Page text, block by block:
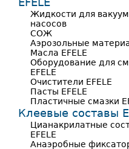
Жидкости для
насосов
СОЖ
Аэрозольные
Масла EFELE
Оборудование для
EFELE
Очистители EFELE
Пасты EFELE
Пластичные смазки
Клеевые составы
Цианакрилатные
EFELE
Анаэробные